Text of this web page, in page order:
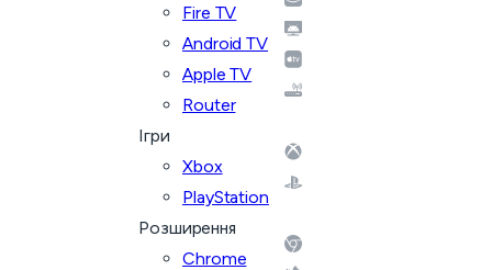
Fire TV
Android TV
Apple TV
Router
Ігри
Xbox
PlayStation
Розширення
Chrome